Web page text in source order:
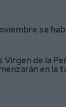
se
Virgen de la
en la